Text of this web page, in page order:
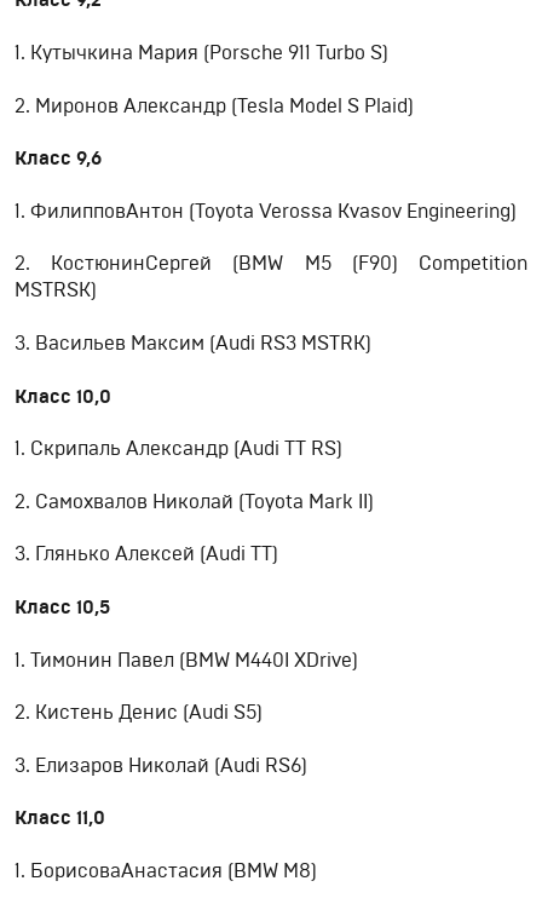
1. Кутычкина Мария (Porsche 911 Turbo S)
2. Миронов Александр (Tesla Model S Plaid)
Класс 9,6
1. ФилипповАнтон (Toyota Verossa Kvasov Engineering)
2. КостюнинСергей (BMW M5 (F90) Competition
MSTRSK)
3. Васильев Максим (Audi RS3 MSTRK)
Класс 10,0
1. Скрипаль Александр (Audi TT RS)
2. Самохвалов Николай (Toyota Mark II)
3. Глянько Алексей (Audi TT)
Класс 10,5
1. Тимонин Павел (BMW M440I XDrive)
2. Кистень Денис (Audi S5)
3. Елизаров Николай (Audi RS6)
Класс 11,0
1. БорисоваАнастасия (BMW M8)